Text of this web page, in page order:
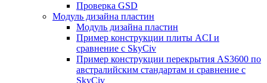
Проверка GSD
Модуль дизайна пластин
Модуль дизайна пластин
Пример конструкции плиты ACI и
сравнение с SkyCiv
Пример конструкции перекрытия AS3600 по
австралийским стандартам и сравнение с
SkyCiv